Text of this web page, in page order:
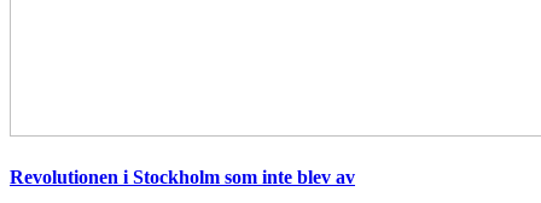
Revolutionen i Stockholm som inte blev av